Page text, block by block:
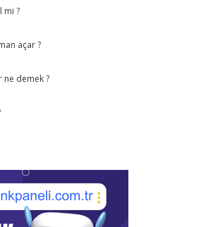
mi ?
açar ?
ne demek ?